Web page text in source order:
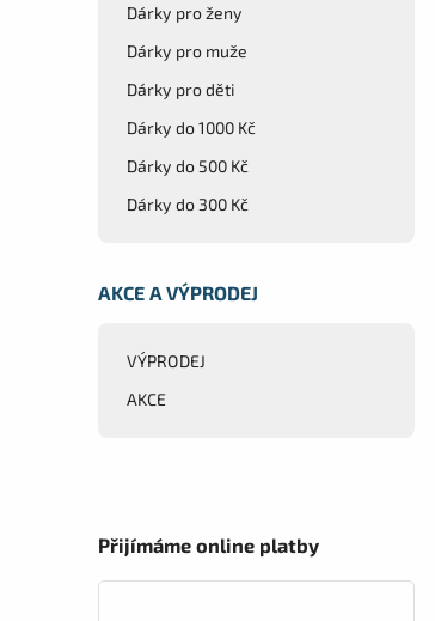
Dárky pro ženy
Dárky pro muže
Dárky pro děti
Dárky do 1000 Kč
Dárky do 500 Kč
Dárky do 300 Kč
AKCE A VÝPRODEJ
VÝPRODEJ
AKCE
Přijímáme online platby